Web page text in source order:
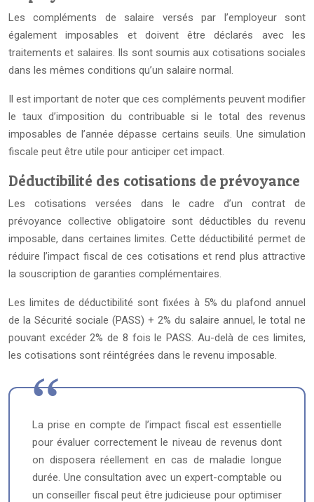
Les compléments de salaire versés par l’employeur sont
également imposables et doivent être déclarés avec les
traitements et salaires. Ils sont soumis aux cotisations sociales
dans les mêmes conditions qu’un salaire normal.
Il est important de noter que ces compléments peuvent modifier
le taux d’imposition du contribuable si le total des revenus
imposables de l’année dépasse certains seuils. Une simulation
fiscale peut être utile pour anticiper cet impact.
Déductibilité des cotisations de prévoyance
Les cotisations versées dans le cadre d’un contrat de
prévoyance collective obligatoire sont déductibles du revenu
imposable, dans certaines limites. Cette déductibilité permet de
réduire l’impact fiscal de ces cotisations et rend plus attractive
la souscription de garanties complémentaires.
Les limites de déductibilité sont fixées à 5% du plafond annuel
de la Sécurité sociale (PASS) + 2% du salaire annuel, le total ne
pouvant excéder 2% de 8 fois le PASS. Au-delà de ces limites,
les cotisations sont réintégrées dans le revenu imposable.
La prise en compte de l’impact fiscal est essentielle
pour évaluer correctement le niveau de revenus dont
on disposera réellement en cas de maladie longue
durée. Une consultation avec un expert-comptable ou
un conseiller fiscal peut être judicieuse pour optimiser